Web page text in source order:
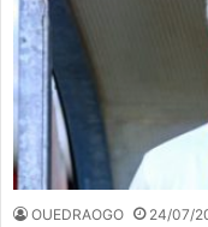
OUEDRAOGO 24/07/